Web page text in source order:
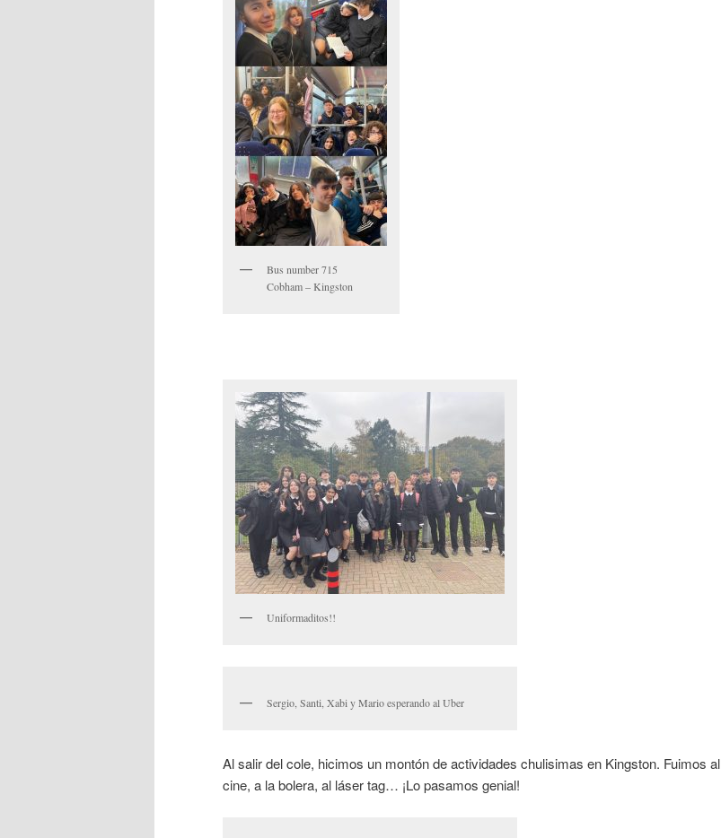
Bus number 715
Cobham – Kingston
Uniformaditos!!
Sergio, Santi, Xabi y Mario esperando al Uber
Al salir del cole, hicimos un montón de actividades chulisimas en Kingston. Fuimos al
cine, a la bolera, al láser tag… ¡Lo pasamos genial!